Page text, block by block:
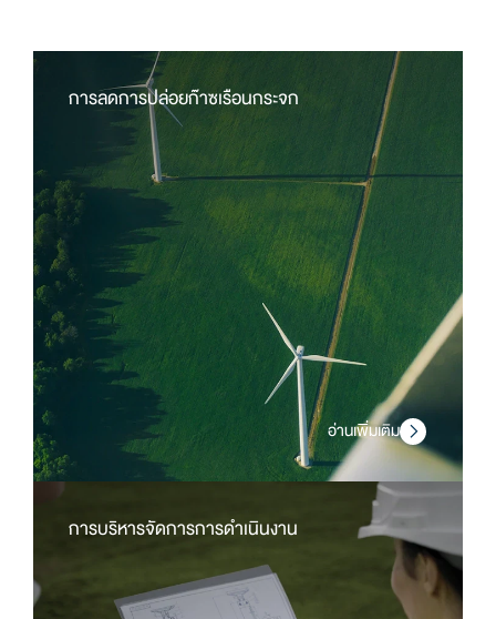
การลดการปล่อยก๊าซเรือนกระจก
อ่านเพิ่มเติม
การบริหารจัดการการดำเนินงาน